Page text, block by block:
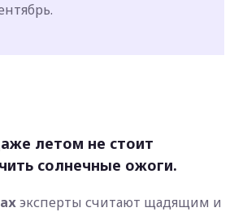
летом не стоит
солнечные ожоги.
эксперты считают щадящим и